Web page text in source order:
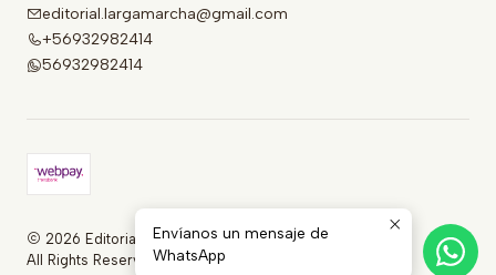
editorial.largamarcha@gmail.com
+56932982414
56932982414
2026 Editorial Larga Marcha .
All Rights Reserved.Powered by Jumpseller
Envíanos un mensaje de
WhatsApp